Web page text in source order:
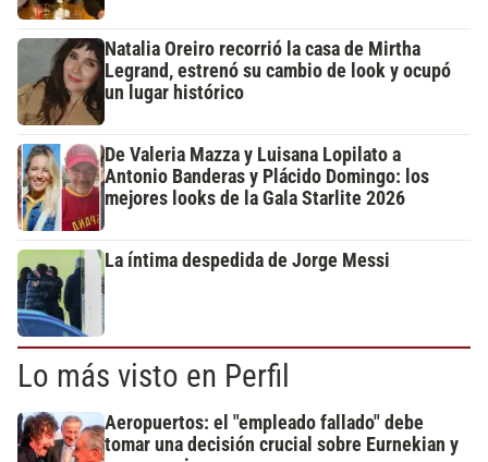
Natalia Oreiro recorrió la casa de Mirtha
Legrand, estrenó su cambio de look y ocupó
un lugar histórico
De Valeria Mazza y Luisana Lopilato a
Antonio Banderas y Plácido Domingo: los
mejores looks de la Gala Starlite 2026
La íntima despedida de Jorge Messi
Lo más visto en Perfil
Aeropuertos: el "empleado fallado" debe
tomar una decisión crucial sobre Eurnekian y